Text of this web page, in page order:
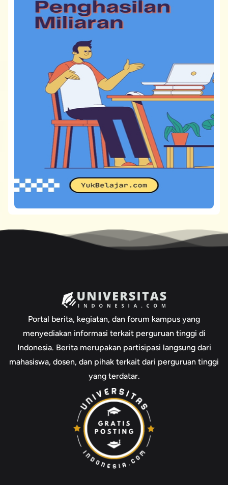
Portal berita, kegiatan, dan forum kampus yang
menyediakan informasi terkait perguruan tinggi di
Indonesia. Berita merupakan partisipasi langsung dari
mahasiswa, dosen, dan pihak terkait dari perguruan tinggi
yang terdatar.